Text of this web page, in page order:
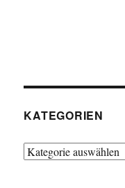
KATEGORIEN
Kategorien